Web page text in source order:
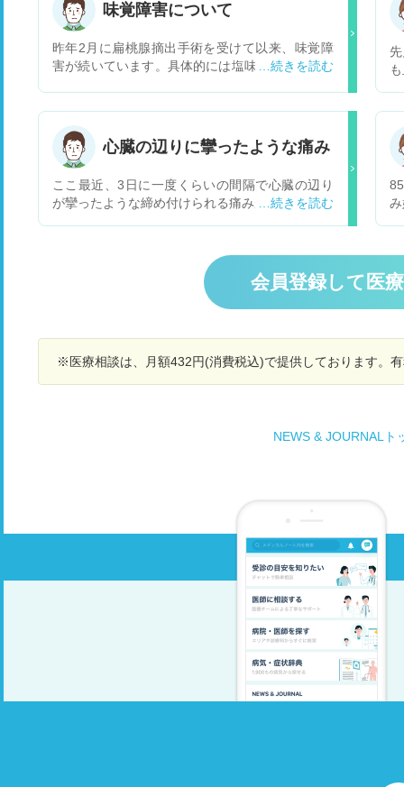
味覚障害について
昨年2月に扁桃腺摘出手術を受けて以来、味覚障
害が続いています。具体的には塩味がほとんど感
病院などはありますでしょうか？ちなみに亜鉛は
2ヶ月程毎日サプリを飲んでます。また糖尿病・
心臓の辺りに攣ったような痛み
ここ最近、3日に一度くらいの間隔で心臓の辺り
が攣ったような締め付けられる痛みが出ます。 痛
でいます。 軽い脂肪肝と言われたことがありま
会員登録して医
※医療相談は、月額432円(消費税込)で提供しております。
NEWS & JOURNALト